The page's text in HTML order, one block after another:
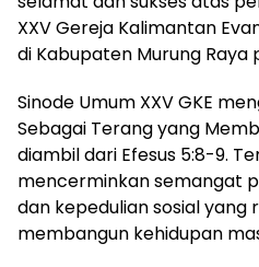
XXV Gereja Kalimantan
di Kabupaten Murung Raya
Sinode Umum XXV GKE
Sebagai Terang yang
diambil dari Efesus 5:8-9.
mencerminkan semangat
dan kepedulian sosial yang
membangun kehidupan